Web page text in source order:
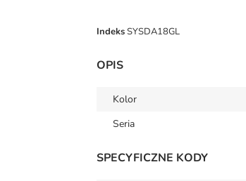
IndeksSYSDA18GL
OPIS
Kolor
Seria
SPECYFICZNE KODY